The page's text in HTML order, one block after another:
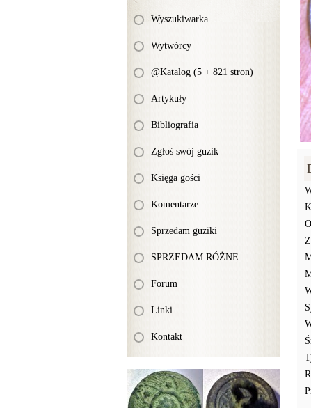
Wyszukiwarka
Wytwórcy
@Katalog (5 + 821 stron)
Artykuły
Bibliografia
Zgłoś swój guzik
Księga gości
Komentarze
Sprzedam guziki
SPRZEDAM RÓŻNE
Forum
Linki
Kontakt